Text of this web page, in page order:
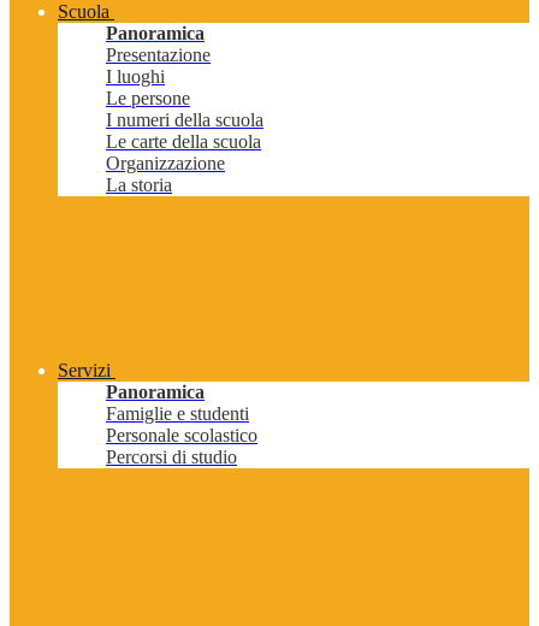
Scuola
Panoramica
Presentazione
I luoghi
Le persone
I numeri della scuola
Le carte della scuola
Organizzazione
La storia
Servizi
Panoramica
Famiglie e studenti
Personale scolastico
Percorsi di studio